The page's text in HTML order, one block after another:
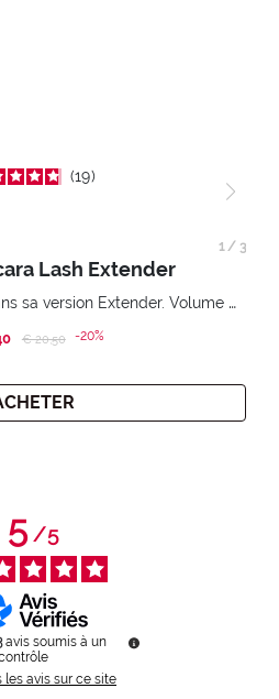
19
Lash Extender
Le mascara de Pupa dans sa version Extender. Volume extension 3D. Des cils amplifiés et liftés à l’infini.
Price reduced from
€ 20,50to-20%
1 / 3
5/5
avis soumis à un
les avis sur ce site